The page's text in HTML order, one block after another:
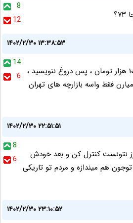
8
12
۱۴۰۲/۲/۳۰ ۱۳:۳۸:۵۳
14
6
قیمت مرغ در غرب البرز ۱۰۵ هزار تومان ، پس دروغ ننویسید ،
فقط واسه بازارچه های تهران
۱۴۰۲/۲/۳۰ ۲۲:۵۱:۵۱
8
6
نتونست کنترل کن و بعد خودش
هم میندازه و مردم تو تاریکی
۱۴۰۲/۲/۳۰ ۲۳:۱۰:۵۲